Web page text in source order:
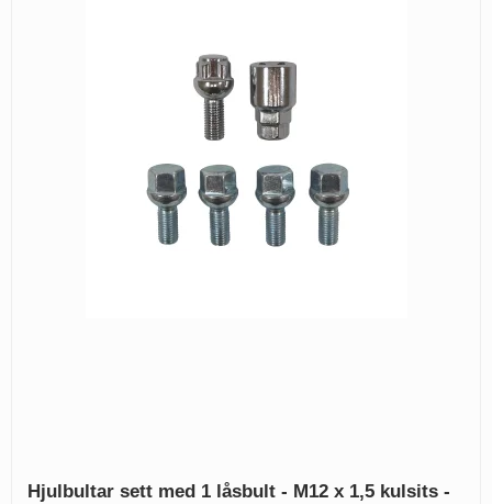
Hjulbultar sett med 1 låsbult - M12 x 1,5 kulsits -